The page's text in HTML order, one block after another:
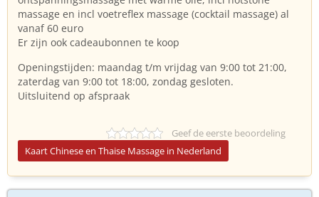
massage en incl voetreflex massage (cocktail massage) al
vanaf 60 euro
Er zijn ook cadeaubonnen te koop
Openingstijden: maandag t/m vrijdag van 9:00 tot 21:00,
zaterdag van 9:00 tot 18:00, zondag gesloten.
Uitsluitend op afspraak
Geef de eerste beoordeling
Kaart Chinese en Thaise Massage in Nederland